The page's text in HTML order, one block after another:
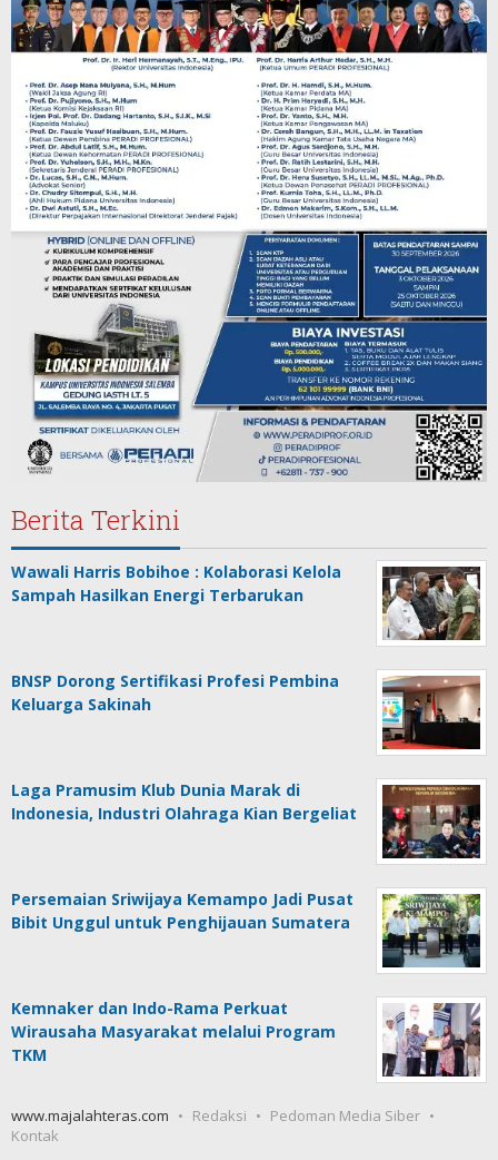
Berita Terkini
Wawali Harris Bobihoe : Kolaborasi Kelola
Sampah Hasilkan Energi Terbarukan
BNSP Dorong Sertifikasi Profesi Pembina
Keluarga Sakinah
Laga Pramusim Klub Dunia Marak di
Indonesia, Industri Olahraga Kian Bergeliat
Persemaian Sriwijaya Kemampo Jadi Pusat
Bibit Unggul untuk Penghijauan Sumatera
Kemnaker dan Indo-Rama Perkuat
Wirausaha Masyarakat melalui Program
TKM
www.majalahteras.com Redaksi
Pedoman Media Siber
Kontak